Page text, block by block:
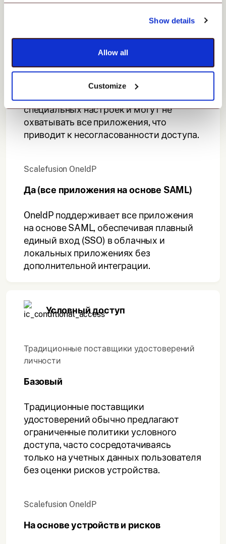
Show details
Allow all
Customize
Традиционные поставщики
удостоверений могут поддерживать
специальных настроек и могут не
охватывать все приложения, что
приводит к несогласованности доступа.
Scalefusion OneIdP
Да (все приложения на основе SAML)
OneIdP поддерживает все приложения
на основе SAML, обеспечивая плавный
единый вход (SSO) в облачных и
локальных приложениях без
дополнительной интеграции.
Условный доступ
Традиционные поставщики удостоверений
личности
Базовый
Традиционные поставщики
удостоверений обычно предлагают
ограниченные политики условного
доступа, часто сосредотачиваясь
только на учетных данных пользователя
без оценки рисков устройства.
Scalefusion OneIdP
На основе устройств и рисков